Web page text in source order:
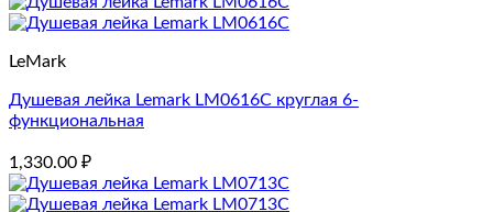
LeMark
Душевая лейка Lemark LM0616C круглая 6-
функциональная
1,330.00 ₽